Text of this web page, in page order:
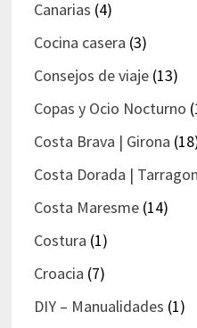
Canarias (4)
Cocina casera (3)
Consejos de viaje(13)
Copas y Ocio Nocturno
Costa Brava | Girona
Costa Dorada |
Costa Maresme(14)
Costura (1)
Croacia (7)
DIY – Manualidades (1)